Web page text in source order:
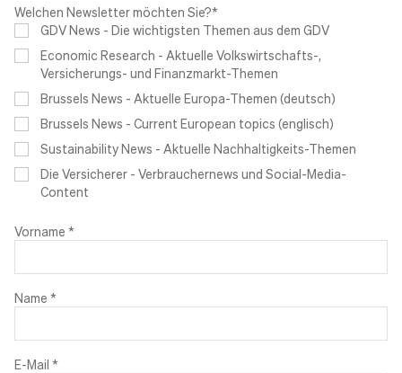
Welchen Newsletter möchten Sie?*
GDV News - Die wichtigsten Themen aus dem GDV
Economic Research - Aktuelle Volkswirtschafts-,
Versicherungs- und Finanzmarkt-Themen
Brussels News - Aktuelle Europa-Themen (deutsch)
Brussels News - Current European topics (englisch)
Sustainability News - Aktuelle Nachhaltigkeits-Themen
Die Versicherer - Verbrauchernews und Social-Media-
Content
Vorname *
Name *
E-Mail *